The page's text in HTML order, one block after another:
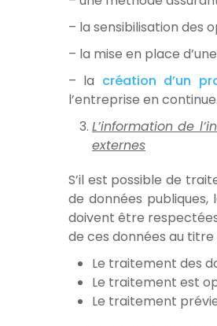
– la sensibilisation des
– la mise en place
– la création d’un
l’entreprise en continue.
L’information de
externes
S’il est possible de
de données publiques,
doivent être
de ces données au titre
Le traitement des
Le traitement est
Le traitement